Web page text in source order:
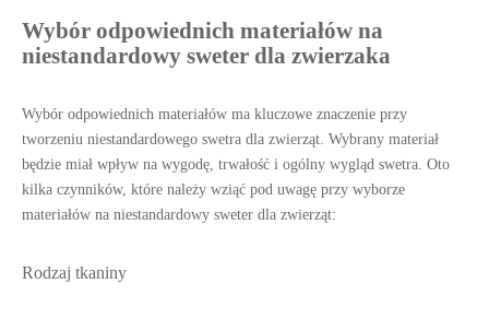
Wybór odpowiednich materiałów na
niestandardowy sweter dla zwierzaka
Wybór odpowiednich materiałów ma kluczowe znaczenie przy
tworzeniu niestandardowego swetra dla zwierząt. Wybrany materiał
będzie miał wpływ na wygodę, trwałość i ogólny wygląd swetra. Oto
kilka czynników, które należy wziąć pod uwagę przy wyborze
materiałów na niestandardowy sweter dla zwierząt:
Rodzaj tkaniny